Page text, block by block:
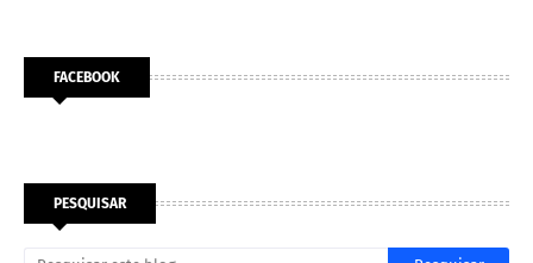
FACEBOOK
PESQUISAR